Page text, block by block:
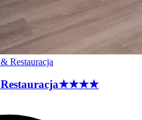
Restauracja
Restauracja★★★★